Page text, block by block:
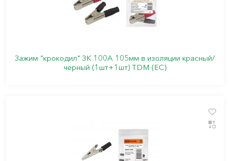
Зажим "крокодил" ЗК 100А 105мм в изоляции красный/
черный (1шт+1шт) TDM (ЕС)